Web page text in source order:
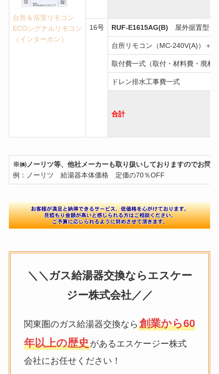
台所＆浴室リモコン
ECOシグナルリモコン
（インターホン）
16号 RUF-E1615AG(B) 屋外据置型・
台所リモコン（MC-240V(A)）＋
取付費一式（取付・材料費・廃材
ドレン排水工事費一式
合計
※㈱ノーリツ等、他社メーカーも取り扱いしておりますのでお問
例：ノーリツ 給湯器本体価格 定価の70％OFF
＼＼ガス給湯器交換ならエスケー
ジー株式会社／／
関東圏のガス給湯器交換なら 創業から60
年以上の歴史があるエスケージー株式
会社にお任せください！